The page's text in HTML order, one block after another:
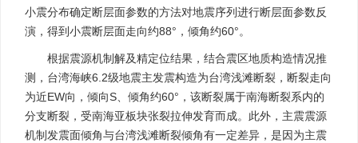
小震分布确定断层面参数的方法对地震序列进行断层面参数反
演，得到小震断层面走向约88°，倾角约60°。
根据震源机制解及精定位结果，结合震区地质构造情况推
测，台湾海峡6.2级地震主发震构造为台湾浅滩断裂，断裂走向
为近EW向，倾向S、倾角约60°，该断裂属于南海断裂系内的
分支断裂，受南海亚板块张裂拉伸发育而成。此外，主震震源
机制发震面倾角与台湾浅滩断裂倾角有一定差异，是因为主震